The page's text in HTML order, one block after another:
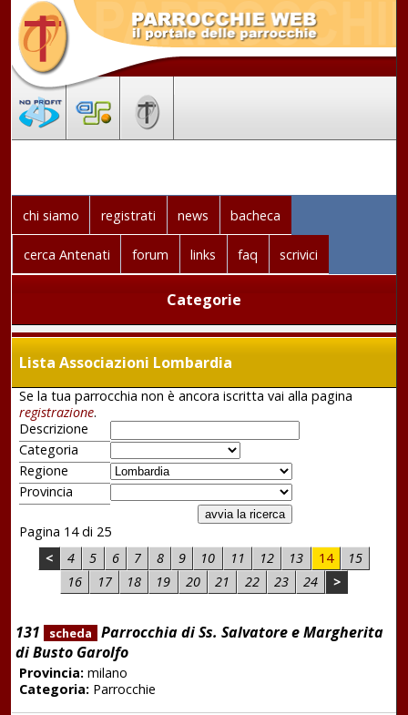
chi siamo registrati news bacheca
cerca Antenati forum links faq scrivici
Categorie
Lista Associazioni Lombardia
Se la tua parrocchia non è ancora iscritta vai alla pagina
registrazione.
Descrizione
Categoria
Regione
Provincia
Pagina 14 di 25
<
4 5 6 7 8 9 10 11 12 13 14
15
16
17 18 19 20 21 22 23 24 >
131 scheda
Parrocchia di Ss. Salvatore e Margherita
di Busto Garolfo
Provincia:milano
Categoria:Parrocchie